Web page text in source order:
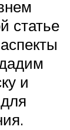
статье
и